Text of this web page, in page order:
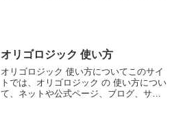
オリゴロジック 使い方
オリゴロジック 使い方についてこのサイ
トでは、オリゴロジック の 使い方につい
て、ネットや公式ページ、ブログ、サイ